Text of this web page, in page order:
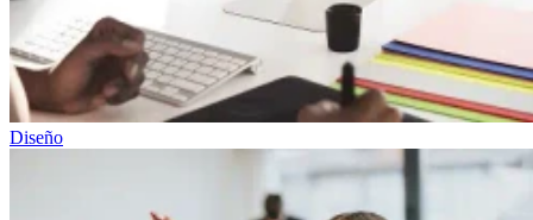
Diseño